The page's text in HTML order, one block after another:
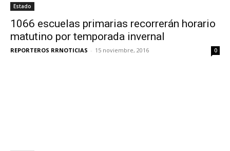
Estado
1066 escuelas primarias recorrerán horario
matutino por temporada invernal
REPORTEROS RRNOTICIAS - 15 noviembre, 2016 0